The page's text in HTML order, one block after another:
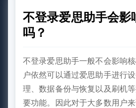
不登录爱思助手会影
吗？
不登录爱思助手一般不会影响
户依然可以通过爱思助手进行
理、数据备份与恢复以及刷机
要功能。因此对于大多数用户